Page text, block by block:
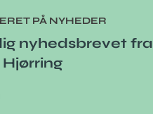
PÅ NYHEDER
nyhedsbrevet fra
Hjørring